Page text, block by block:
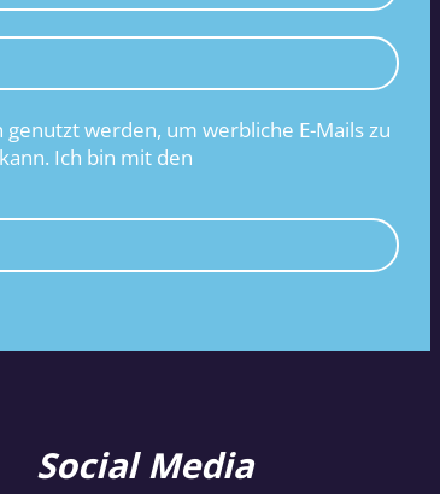
werden, um werbliche E-Mails zu
Ich bin mit den
Social Media